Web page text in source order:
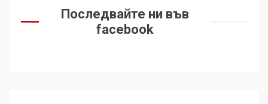
Последвайте ни във
facebook
Фидел Кастро – изкачване
на Черни връх по неговите
стъпки от 1972 г.